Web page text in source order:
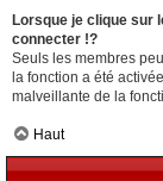
Lorsque je clique sur
connecter !?
Seuls les membres
la fonction a été
malveillante de la
Haut